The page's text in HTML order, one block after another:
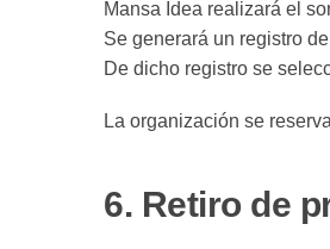
Mansa Idea realizará el
Se generará un registro
De dicho registro se
La organización se
6. Retiro de